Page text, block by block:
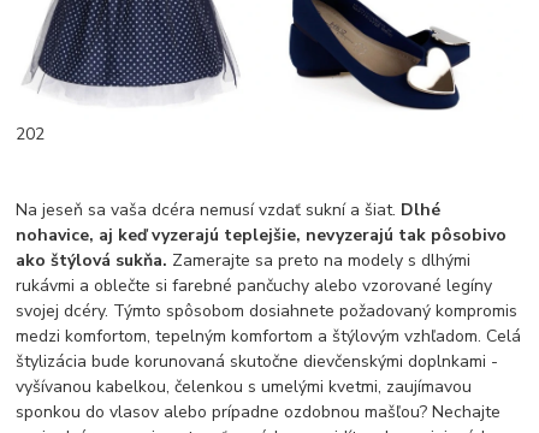
202
Na jeseň sa vaša dcéra nemusí vzdať sukní a šiat. Dlhé
nohavice, aj keď vyzerajú teplejšie, nevyzerajú tak pôsobivo
ako štýlová sukňa. Zamerajte sa preto na modely s dlhými
rukávmi a oblečte si farebné pančuchy alebo vzorované legíny
svojej dcéry. Týmto spôsobom dosiahnete požadovaný kompromis
medzi komfortom, tepelným komfortom a štýlovým vzhľadom. Celá
štylizácia bude korunovaná skutočne dievčenskými doplnkami -
vyšívanou kabelkou, čelenkou s umelými kvetmi, zaujímavou
sponkou do vlasov alebo prípadne ozdobnou mašľou? Nechajte